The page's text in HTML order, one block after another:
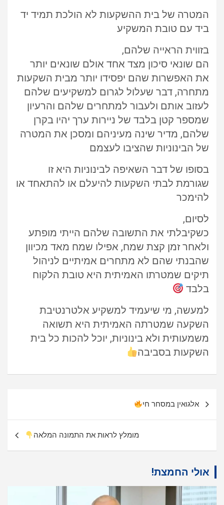
המטרה של בית ההשקעות לא הולכת תמיד יד
ביד עם טובת המשקיע
בזווית הראייה שלהם,
הם שונאי סיכון מצד אחד אולם שונאים יותר
את האפשרות שהם יפסידו יותר מבית השקעות
מתחרה, דבר שעלול לגרום למשקיעים שלהם
לעזוב אותם ולעבור למתחרים שלהם והרעיון
שמספר קטן בלבד של ניירות ערך יהיו בקרן
שלהם, מדיר שינה מעיניהם ומסכן את המטרה
של הבינוניות שהציבו לעצמם
בסופו של דבר השאיפה לבינוניות היא זו
שגורמת לבתי השקעות להיעלם או להתאחד או
להימכר
לסיום,
כשקיבלתי את התשובה שלהם הייתי מופתע
ולאחר זמן קצת שמח, אפילו שמח מאד מכיוון
שהבנתי שהם לא מתחרים אמיתיים לניהול
תיקים שמטרתו האמיתית היא טובת הלקוח
בלבד
למעשה, מי שיעמיד למשקיע אלטרנטיבת
השקעה שמטרתה האמיתית היא תשואה
משמעותית ולא בינוניות, יוכל להכות כל בית
השקעות בסביבה
אלגואין במסחר חי
מומלץ לראות את התמונה המלאה
אולי החמצת!